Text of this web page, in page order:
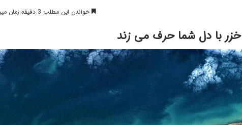
خواندن این مطلب 3 دقیقه زمان میبرد
با دل شما حرف می زند